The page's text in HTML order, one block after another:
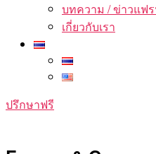
บทความ / ข่าวแฟ
เกี่ยวกับเรา
ปรึกษาฟรี